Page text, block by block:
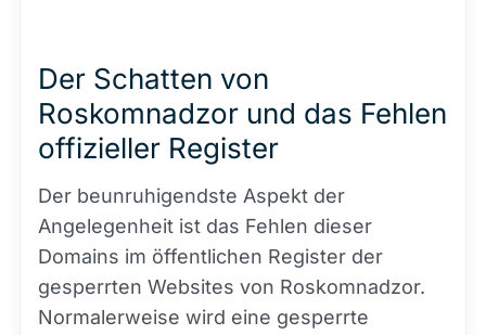
Der Schatten von
Roskomnadzor und das Fehlen
offizieller Register
Der beunruhigendste Aspekt der
Angelegenheit ist das Fehlen dieser
Domains im öffentlichen Register der
gesperrten Websites von Roskomnadzor.
Normalerweise wird eine gesperrte